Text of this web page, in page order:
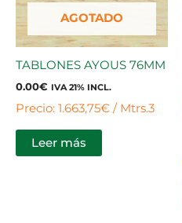
AGOTADO
TABLONES AYOUS 76MM
0.00€ IVA 21% INCL.
Precio: 1.663,75€ / Mtrs.3
Leer más